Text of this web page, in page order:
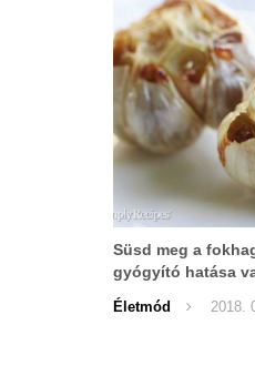
Süsd meg a
gyógyító hatása
Életmód 2018.